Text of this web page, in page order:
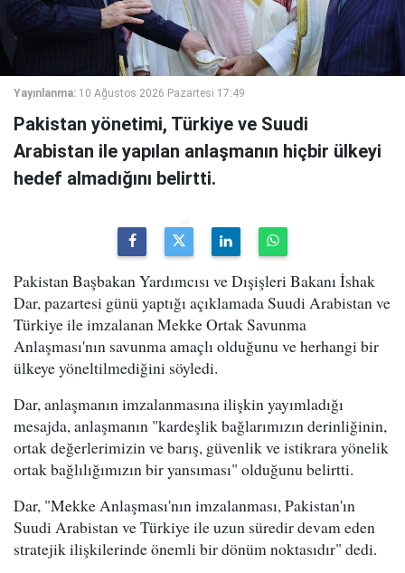
Yayınlanma: 10 Ağustos 2026 Pazartesi 17:49
Pakistan yönetimi, Türkiye ve Suudi
Arabistan ile yapılan anlaşmanın hiçbir ülkeyi
hedef almadığını belirtti.
Pakistan Başbakan Yardımcısı ve Dışişleri Bakanı İshak
Dar, pazartesi günü yaptığı açıklamada Suudi Arabistan ve
Türkiye ile imzalanan Mekke Ortak Savunma
Anlaşması'nın savunma amaçlı olduğunu ve herhangi bir
ülkeye yöneltilmediğini söyledi.
Dar, anlaşmanın imzalanmasına ilişkin yayımladığı
mesajda, anlaşmanın "kardeşlik bağlarımızın derinliğinin,
ortak değerlerimizin ve barış, güvenlik ve istikrara yönelik
ortak bağlılığımızın bir yansıması" olduğunu belirtti.
Dar, "Mekke Anlaşması'nın imzalanması, Pakistan'ın
Suudi Arabistan ve Türkiye ile uzun süredir devam eden
stratejik ilişkilerinde önemli bir dönüm noktasıdır" dedi.